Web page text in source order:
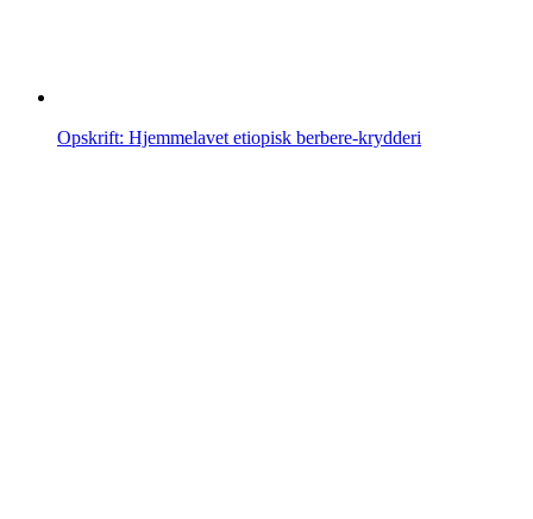
Opskrift: Hjemmelavet etiopisk berbere-krydderi